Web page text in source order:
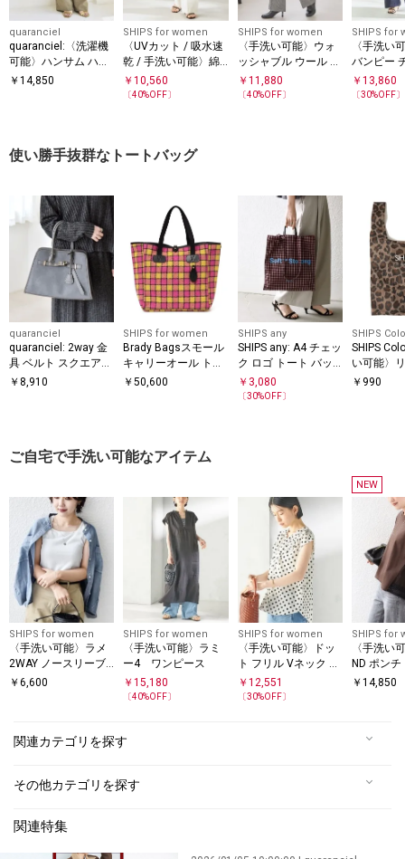
quaranciel
quaranciel:〈洗濯機
可能〉ハンサム ハイ
ウエスト ベルト ワイ
￥ 14,850
SHIPS for women
〈UVカット / 吸水速
乾 / 手洗い可能〉綿
麻混 オックス 2タッ
ク ストレート パンツ
￥10,560
〔40%OFF〕
SHIPS for women
〈手洗い可能〉ウォ
ッシャブル ウール タ
ック パンツ
￥ 11,880
〔40%OFF〕
SHIPS for
〈手洗い
バンピー
ック パン
￥13,860
〔30%OFF〕
使い勝手抜群なトートバッグ
quaranciel
quaranciel: 2way 金
具 ベルト スクエア
トート バッグ（A4対
￥ 8,910
SHIPS for women
Brady Bagsスモール
キャリーオール トー
ト
￥50,600
SHIPS any
SHIPS any: A4 チェッ
ク ロゴ トート バッ
グ
￥ 3,080
〔30%OFF〕
SHIPS
SHIPS
い可能〉
エコバッ
￥ 990
ご自宅で手洗い可能なアイテム
SHIPS for women
〈手洗い可能〉ラメ
2WAY ノースリーブ
プルオーバー
￥ 6,600
SHIPS for women
〈手洗い可能〉ラミ
ー4 ワンピース
￥15,180
〔40%OFF〕
SHIPS for women
〈手洗い可能〉ドッ
ト フリル Vネック フ
レンチスリーブ ブラ
ウス
￥ 12,551
〔30%OFF〕
NEW
SHIPS for
〈手洗い
ND ポン
ース ドッ
￥14,850
関連カテゴリを探す
その他カテゴリを探す
関連特集